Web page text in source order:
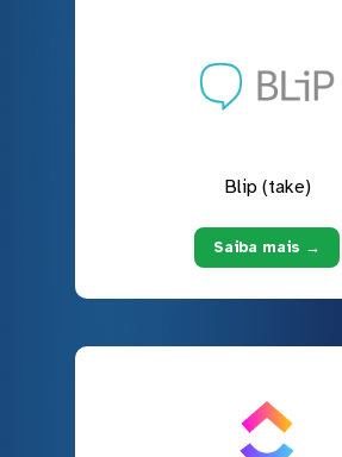
Blip (take)
Saiba mais →